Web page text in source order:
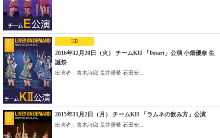
HD
2016年12月20日（火） チームKII 「0start」公演 小畑優奈 生
誕祭
出演者：青木詩織 荒井優希 石田安...
2015年11月2日（月） チームKII 「ラムネの飲み方」公演
出演者：青木詩織 荒井優希 石田安...